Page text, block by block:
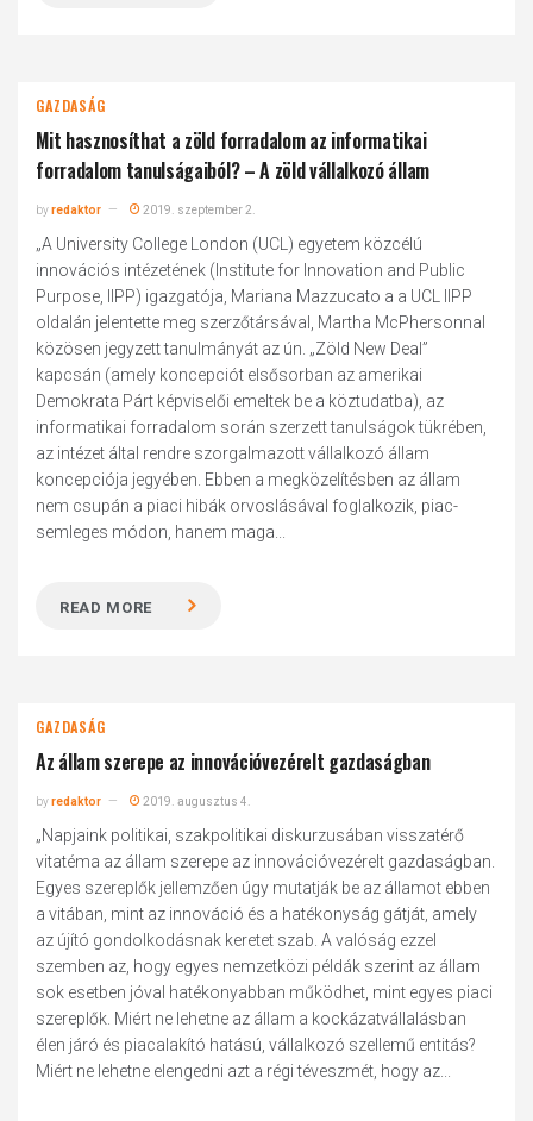
GAZDASÁG
Mit hasznosíthat a zöld forradalom az informatikai
forradalom tanulságaiból? – A zöld vállalkozó állam
byredaktor 2019. szeptember 2.
„A University College London (UCL) egyetem közcélú
innovációs intézetének (Institute for Innovation and Public
Purpose, IIPP) igazgatója, Mariana Mazzucato a a UCL IIPP
oldalán jelentette meg szerzőtársával, Martha McPhersonnal
közösen jegyzett tanulmányát az ún. „Zöld New Deal”
kapcsán (amely koncepciót elsősorban az amerikai
Demokrata Párt képviselői emeltek be a köztudatba), az
informatikai forradalom során szerzett tanulságok tükrében,
az intézet által rendre szorgalmazott vállalkozó állam
koncepciója jegyében. Ebben a megközelítésben az állam
nem csupán a piaci hibák orvoslásával foglalkozik, piac-
semleges módon, hanem maga...
READ MORE
GAZDASÁG
Az állam szerepe az innovációvezérelt gazdaságban
byredaktor 2019. augusztus 4.
„Napjaink politikai, szakpolitikai diskurzusában visszatérő
vitatéma az állam szerepe az innovációvezérelt gazdaságban.
Egyes szereplők jellemzően úgy mutatják be az államot ebben
a vitában, mint az innováció és a hatékonyság gátját, amely
az újító gondolkodásnak keretet szab. A valóság ezzel
szemben az, hogy egyes nemzetközi példák szerint az állam
sok esetben jóval hatékonyabban működhet, mint egyes piaci
szereplők. Miért ne lehetne az állam a kockázatvállalásban
élen járó és piacalakító hatású, vállalkozó szellemű entitás?
Miért ne lehetne elengedni azt a régi téveszmét, hogy az...